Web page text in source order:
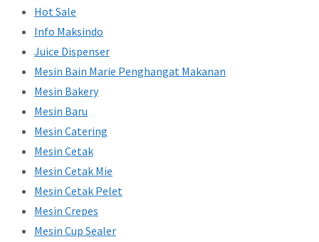
Hot Sale
Info Maksindo
Juice Dispenser
Mesin Bain Marie Penghangat Makanan
Mesin Bakery
Mesin Baru
Mesin Catering
Mesin Cetak
Mesin Cetak Mie
Mesin Cetak Pelet
Mesin Crepes
Mesin Cup Sealer